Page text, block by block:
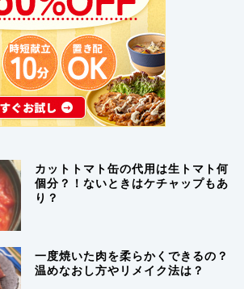
カットトマト缶の代用は生トマト何
個分？！ないときはケチャップもあ
り？
一度焼いた肉を柔らかくできるの？
温めなおし方やリメイク法は？